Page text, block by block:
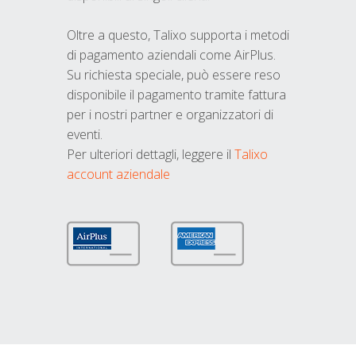
Oltre a questo, Talixo supporta i metodi
di pagamento aziendali come AirPlus.
Su richiesta speciale, può essere reso
disponibile il pagamento tramite fattura
per i nostri partner e organizzatori di
eventi.
Per ulteriori dettagli, leggere il Talixo
account aziendale